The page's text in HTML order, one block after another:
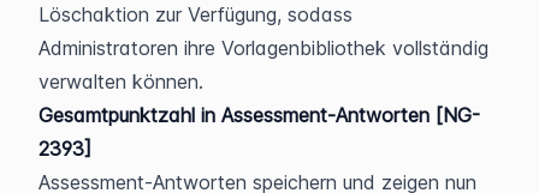
Löschaktion zur Verfügung, sodass
Administratoren ihre Vorlagenbibliothek vollständig
verwalten können.
Gesamtpunktzahl in Assessment-Antworten [NG-
2393]
Assessment-Antworten speichern und zeigen nun